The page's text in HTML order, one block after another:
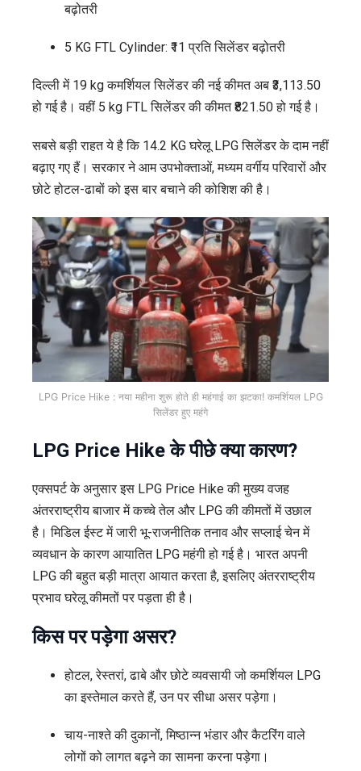
बढ़ोतरी
5 KG FTL Cylinder: ₹11 प्रति सिलेंडर बढ़ोतरी
दिल्ली में 19 kg कमर्शियल सिलेंडर की नई कीमत अब ₹3,113.50
हो गई है। वहीं 5 kg FTL सिलेंडर की कीमत ₹821.50 हो गई है।
सबसे बड़ी राहत ये है कि 14.2 KG घरेलू LPG सिलेंडर के दाम नहीं
बढ़ाए गए हैं। सरकार ने आम उपभोक्ताओं, मध्यम वर्गीय परिवारों और
छोटे होटल-ढाबों को इस बार बचाने की कोशिश की है।
LPG Price Hike : नया महीना शुरू होते ही महंगाई का झटका! कमर्शियल LPG
सिलेंडर हुए महंगे
LPG Price Hike के पीछे क्या कारण?
एक्सपर्ट के अनुसार इस LPG Price Hike की मुख्य वजह
अंतरराष्ट्रीय बाजार में कच्चे तेल और LPG की कीमतों में उछाल
है। मिडिल ईस्ट में जारी भू-राजनीतिक तनाव और सप्लाई चेन में
व्यवधान के कारण आयातित LPG महंगी हो गई है। भारत अपनी
LPG की बहुत बड़ी मात्रा आयात करता है, इसलिए अंतरराष्ट्रीय
प्रभाव घरेलू कीमतों पर पड़ता ही है।
किस पर पड़ेगा असर?
होटल, रेस्तरां, ढाबे और छोटे व्यवसायी जो कमर्शियल LPG
का इस्तेमाल करते हैं, उन पर सीधा असर पड़ेगा।
चाय-नाश्ते की दुकानों, मिष्ठान्न भंडार और कैटरिंग वाले
लोगों को लागत बढ़ने का सामना करना पड़ेगा।